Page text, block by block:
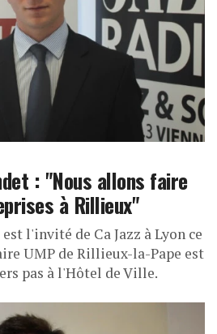
: "Nous allons faire
à Rillieux"
l'invité de Ca Jazz à Lyon ce
UMP de Rillieux-la-Pape est
pas à l'Hôtel de Ville.